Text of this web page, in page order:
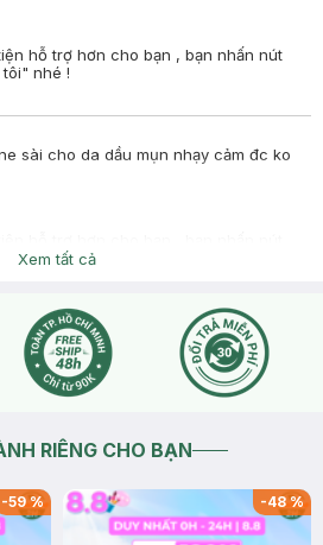
hỗ trợ hơn cho bạn , bạn nhấn nút
nhé !
sài cho da dầu mụn nhạy cảm đc ko
tôi" nhé !
hỗ trợ hơn cho bạn , bạn nhấn nút
tôi" nhé !
Xem tất cả
RIÊNG CHO BẠN
-59% -48%